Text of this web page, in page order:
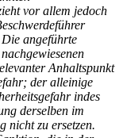
vor allem jedoch
angeführte
Anhaltspunkt
der alleinige
indes
derselben im
nicht zu ersetzen.